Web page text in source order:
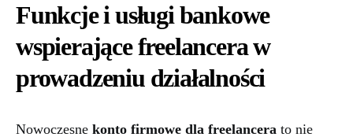
Funkcje i usługi bankowe
wspierające freelancera w
prowadzeniu działalności
Nowoczesne konto firmowe dla freelancera to nie